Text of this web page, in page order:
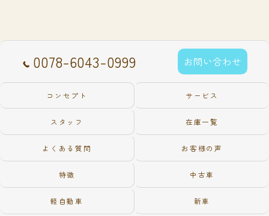
0078-6043-0999 お問い合わせ
コンセプト サービス
スタッフ 在庫一覧
よくある質問 お客様の声
特徴 中古車
軽自動車 新車